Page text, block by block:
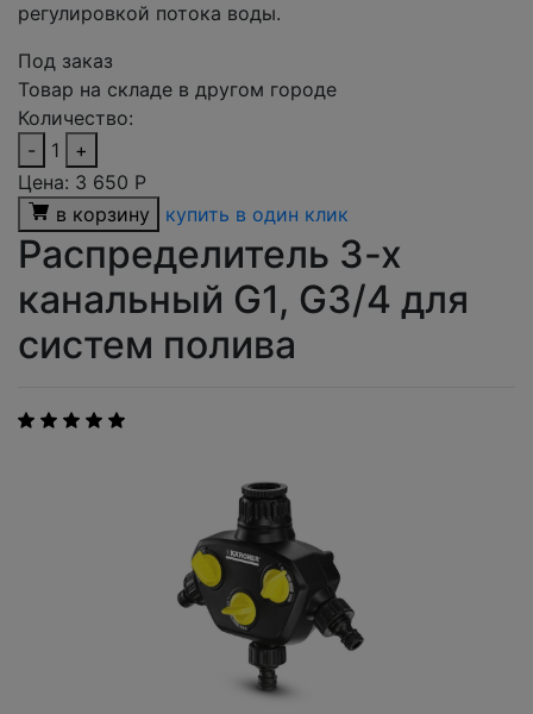
регулировкой потока воды.
Под заказ
Товар на складе в другом городе
Количество:
-
1
+
Цена: 3 650 Р
в корзину
купить в один клик
Распределитель 3-х
канальный G1, G3/4 для
систем полива